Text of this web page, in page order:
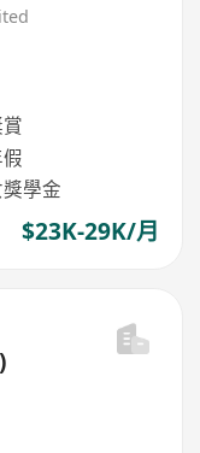
學金
$23K-29K/月